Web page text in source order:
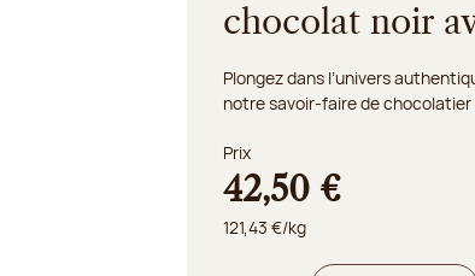
chocolat noir
Plongez dans l’univers
notre savoir-faire de chocolatier
Prix
42,50 €
121,43 €/kg